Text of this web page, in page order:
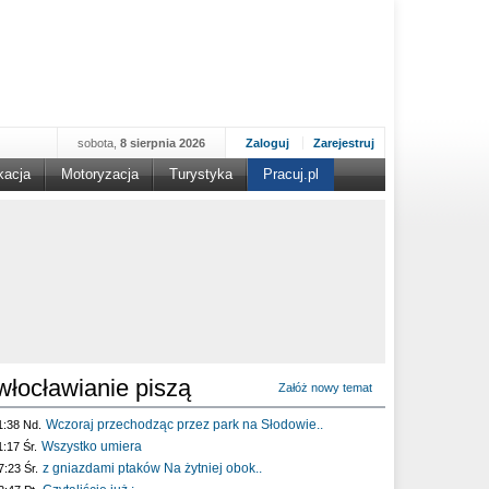
Zaloguj Zarejestruj
sobota, 8 sierpnia 2026
Motoryzacja Turystyka Pracuj.pl
piszą Załóż nowy temat
Nd. Wczoraj przechodząc przez park na Słodowie..
Śr. Wszystko umiera
Śr. z gniazdami ptaków Na żytniej obok..